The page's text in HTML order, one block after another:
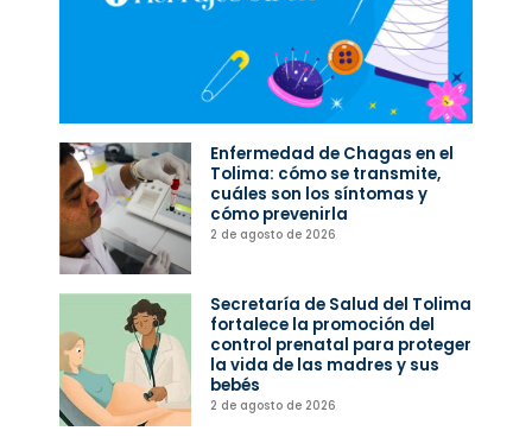
Enfermedad de Chagas en el
Tolima: cómo se transmite,
cuáles son los síntomas y
cómo prevenirla
2 de agosto de 2026
Secretaría de Salud del Tolima
fortalece la promoción del
control prenatal para proteger
la vida de las madres y sus
bebés
2 de agosto de 2026